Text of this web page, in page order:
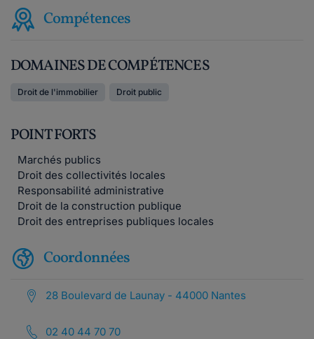
Compétences
DOMAINES DE COMPÉTENCES
Droit de l'immobilier Droit public
POINT FORTS
Marchés publics
Droit des collectivités locales
Responsabilité administrative
Droit de la construction publique
Droit des entreprises publiques locales
Coordonnées
28 Boulevard de Launay - 44000 Nantes
02 40 44 70 70